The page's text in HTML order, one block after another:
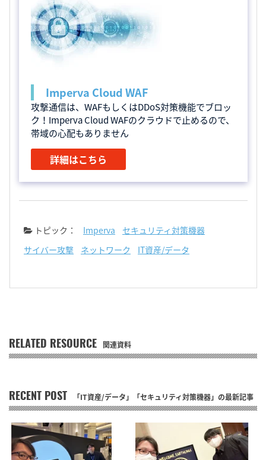
Imperva Cloud WAF
攻撃通信は、WAFもしくはDDoS対策機能でブロッ
ク！Imperva Cloud WAFのクラウドで止めるので、
帯域の心配もありません
詳細はこちら
トピック： Imperva
セキュリティ対策機器
サイバー攻撃
ネットワーク IT資産/データ
RELATED RESOURCE 関連資料
RECENT POST 「IT資産/データ」「セキュリティ対策機器」の最新記事